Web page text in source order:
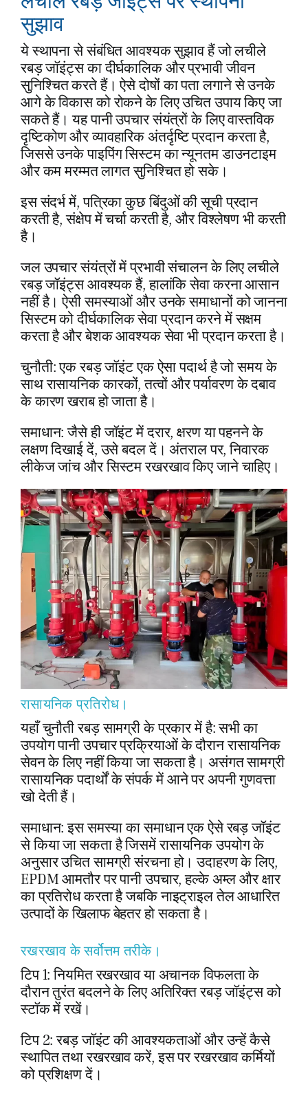
सुझाव
ये स्थापना से संबंधित आवश्यक सुझाव हैं जो लचीले
रबड़ जॉइंट्स का दीर्घकालिक और प्रभावी जीवन
सुनिश्चित करते हैं। ऐसे दोषों का पता लगाने से उनके
आगे के विकास को रोकने के लिए उचित उपाय किए जा
सकते हैं। यह पानी उपचार संयंत्रों के लिए वास्तविक
दृष्टिकोण और व्यावहारिक अंतर्दृष्टि प्रदान करता है,
जिससे उनके पाइपिंग सिस्टम का न्यूनतम डाउनटाइम
और कम मरम्मत लागत सुनिश्चित हो सके।
इस संदर्भ में, पत्रिका कुछ बिंदुओं की सूची प्रदान
करती है, संक्षेप में चर्चा करती है, और विश्लेषण भी करती
है।
जल उपचार संयंत्रों में प्रभावी संचालन के लिए लचीले
रबड़ जॉइंट्स आवश्यक हैं, हालांकि सेवा करना आसान
नहीं है। ऐसी समस्याओं और उनके समाधानों को जानना
सिस्टम को दीर्घकालिक सेवा प्रदान करने में सक्षम
करता है और बेशक आवश्यक सेवा भी प्रदान करता है।
चुनौती: एक रबड़ जॉइंट एक ऐसा पदार्थ है जो समय के
साथ रासायनिक कारकों, तत्वों और पर्यावरण के दबाव
के कारण खराब हो जाता है।
समाधान: जैसे ही जॉइंट में दरार, क्षरण या पहनने के
लक्षण दिखाई दें, उसे बदल दें। अंतराल पर, निवारक
लीकेज जांच और सिस्टम रखरखाव किए जाने चाहिए।
रासायनिक प्रतिरोध।
यहाँ चुनौती रबड़ सामग्री के प्रकार में है: सभी का
उपयोग पानी उपचार प्रक्रियाओं के दौरान रासायनिक
सेवन के लिए नहीं किया जा सकता है। असंगत सामग्री
रासायनिक पदार्थों के संपर्क में आने पर अपनी गुणवत्ता
खो देती हैं।
समाधान: इस समस्या का समाधान एक ऐसे रबड़ जॉइंट
से किया जा सकता है जिसमें रासायनिक उपयोग के
अनुसार उचित सामग्री संरचना हो। उदाहरण के लिए,
EPDM आमतौर पर पानी उपचार, हल्के अम्ल और क्षार
का प्रतिरोध करता है जबकि नाइट्राइल तेल आधारित
उत्पादों के खिलाफ बेहतर हो सकता है।
रखरखाव के सर्वोत्तम तरीके।
टिप 1: नियमित रखरखाव या अचानक विफलता के
दौरान तुरंत बदलने के लिए अतिरिक्त रबड़ जॉइंट्स को
स्टॉक में रखें।
टिप 2: रबड़ जॉइंट की आवश्यकताओं और उन्हें कैसे
स्थापित तथा रखरखाव करें, इस पर रखरखाव कर्मियों
को प्रशिक्षण दें।